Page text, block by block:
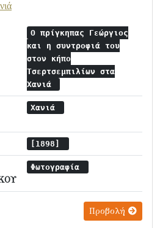
Ο πρίγκηπας Γεώργιος
και η συντροφιά του
στον κήπο
Τσερτσεμπιλίων στα
Χανιά
Χανιά
[1898]
Φωτογραφία
Προβολή